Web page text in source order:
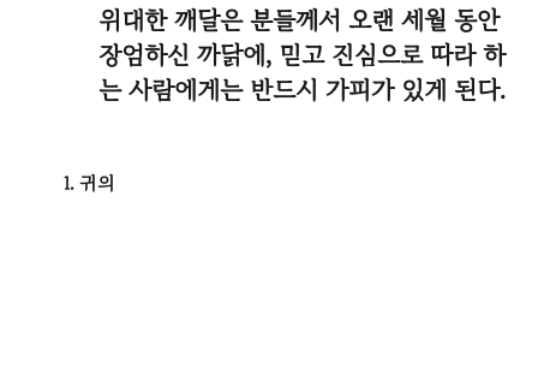
위대한 깨달은 분들께서 오랜 세월 동안
장엄하신 까닭에, 믿고 진심으로 따라 하
는 사람에게는 반드시 가피가 있게 된다.
1. 귀의